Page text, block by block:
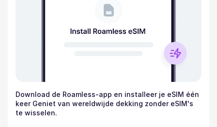
Download de Roamless-app en installeer je eSIM één
keer Geniet van wereldwijde dekking zonder eSIM's
te wisselen.